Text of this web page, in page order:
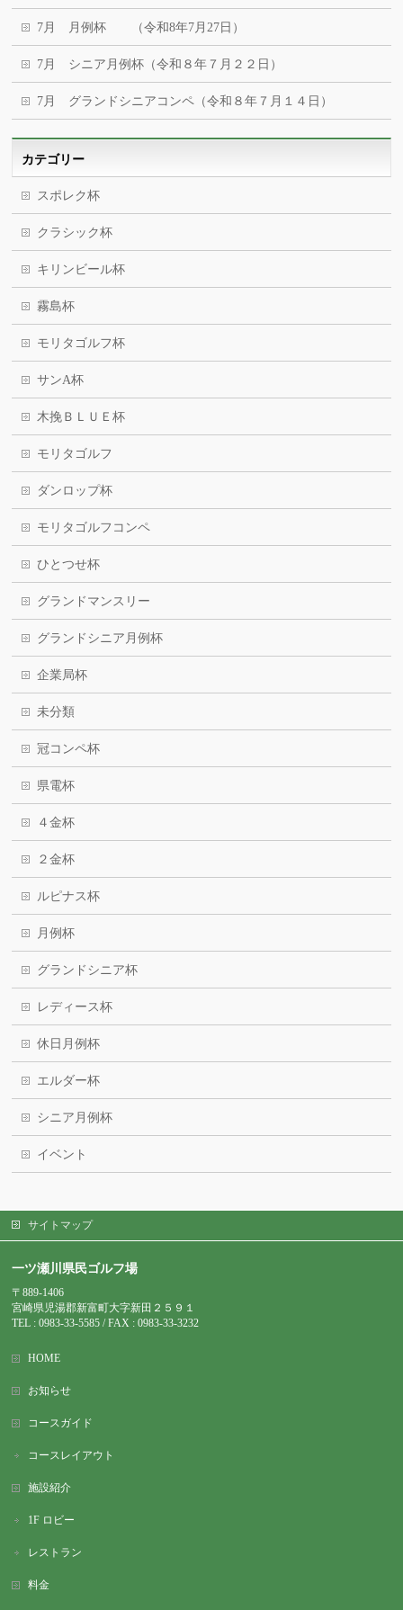
7月 月例杯 （令和8年7月27日）
7月 シニア月例杯（令和８年７月２２日）
7月 グランドシニアコンペ（令和８年７月１４日）
カテゴリー
スポレク杯
クラシック杯
キリンビール杯
霧島杯
モリタゴルフ杯
サンA杯
木挽ＢＬＵＥ杯
モリタゴルフ
ダンロップ杯
モリタゴルフコンペ
ひとつせ杯
グランドマンスリー
グランドシニア月例杯
企業局杯
未分類
冠コンペ杯
県電杯
４金杯
２金杯
ルピナス杯
月例杯
グランドシニア杯
レディース杯
休日月例杯
エルダー杯
シニア月例杯
イベント
サイトマップ
一ツ瀬川県民ゴルフ場
〒889-1406
宮崎県児湯郡新富町大字新田２５９１
TEL : 0983-33-5585 / FAX : 0983-33-3232
HOME
お知らせ
コースガイド
コースレイアウト
施設紹介
1F ロビー
レストラン
料金